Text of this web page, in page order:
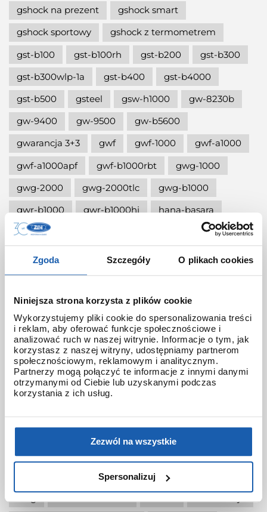
Zgoda Szczegóły O plikach cookies
Niniejsza strona korzysta z plików cookie
Wykorzystujemy pliki cookie do spersonalizowania treści
i reklam, aby oferować funkcje społecznościowe i
analizować ruch w naszej witrynie. Informacje o tym, jak
korzystasz z naszej witryny, udostępniamy partnerom
społecznościowym, reklamowym i analitycznym.
Partnerzy mogą połączyć te informacje z innymi danymi
otrzymanymi od Ciebie lub uzyskanymi podczas
korzystania z ich usług.
Zezwól na wszystkie
Spersonalizuj
gshock na prezent
gshock smart
gshock sportowy
gshock z termometrem
gst-b100
gst-b100rh gst-b200
gst-b300
gst-b300wlp-1a
gst-b400
gst-b4000
gst-b500
gsteel gsw-h1000
gw-8230b
gw-9400
gw-9500
gw-b5600
gwarancja 3+3
gwf gwf-1000
gwf-a1000
gwf-a1000apf
gwf-b1000rbt
gwg-1000
gwg-2000
gwg-2000tlc
gwg-b1000
gwr-b1000
gwr-b1000hj
hana-basara
hidden talents
ignite red
illuminator g-shock
iluminator g-shock
iluminator w zegarku
instrukcja
jak czyścić g-shocka
jak skrócić bransoletę w g-shock?
jak ustawić zegarek g-shock ga-2100?
jak włączyć podświetlenie w zegarku
jak wymienić baterię gshock?
jaki g-shock wybrać
jaki zegarek damski kupić
jaki zegarek g-shock wybrać
jaki zegarek wybrać
kermit